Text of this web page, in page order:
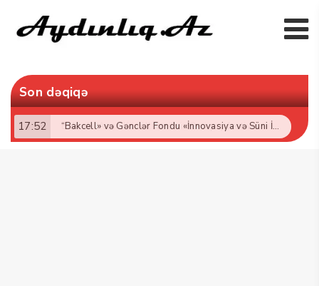
Son dəqiqə
17:52 “Bakcell» və Gənclər Fondu «İnnovasiya və Süni İntellekt» üzrə təqaüd proqramının qalibləri ilə görüş keçirib